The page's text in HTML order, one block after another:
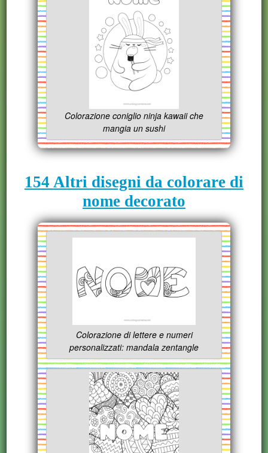
Colorazione coniglio ninja kawaii che
mangia un sushi
154 Altri disegni da colorare di
nome decorato
Colorazione di lettere e numeri
personalizzati: mandala zentangle